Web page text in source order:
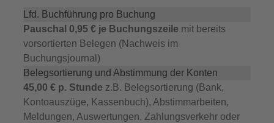
Lfd. Buchführung pro Buchung
Pauschal 0,95 € je Buchungszeile mit bereits
vorsortierten Belegen (Nachweis im
Buchungsjournal)
Belegsortierung und Abstimmung der Konten
45,00 € p. Stunde z.B. Belegsortierung (Bank,
Kontoauszüge, Kassenbuch), Abstimmarbeiten,
Meldungen, Auswertungen, Zahlungsverkehr oder